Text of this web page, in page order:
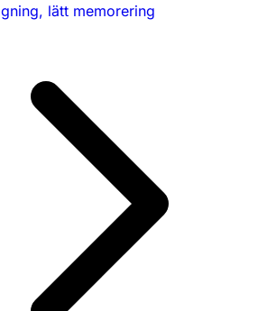
lätt memorering